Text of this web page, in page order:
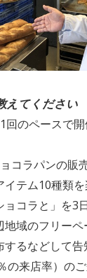
えてください
回のペースで
コラパンの販
イテム10種類
コラと」を3
地域のフリー
るなどして
の来店率）のご